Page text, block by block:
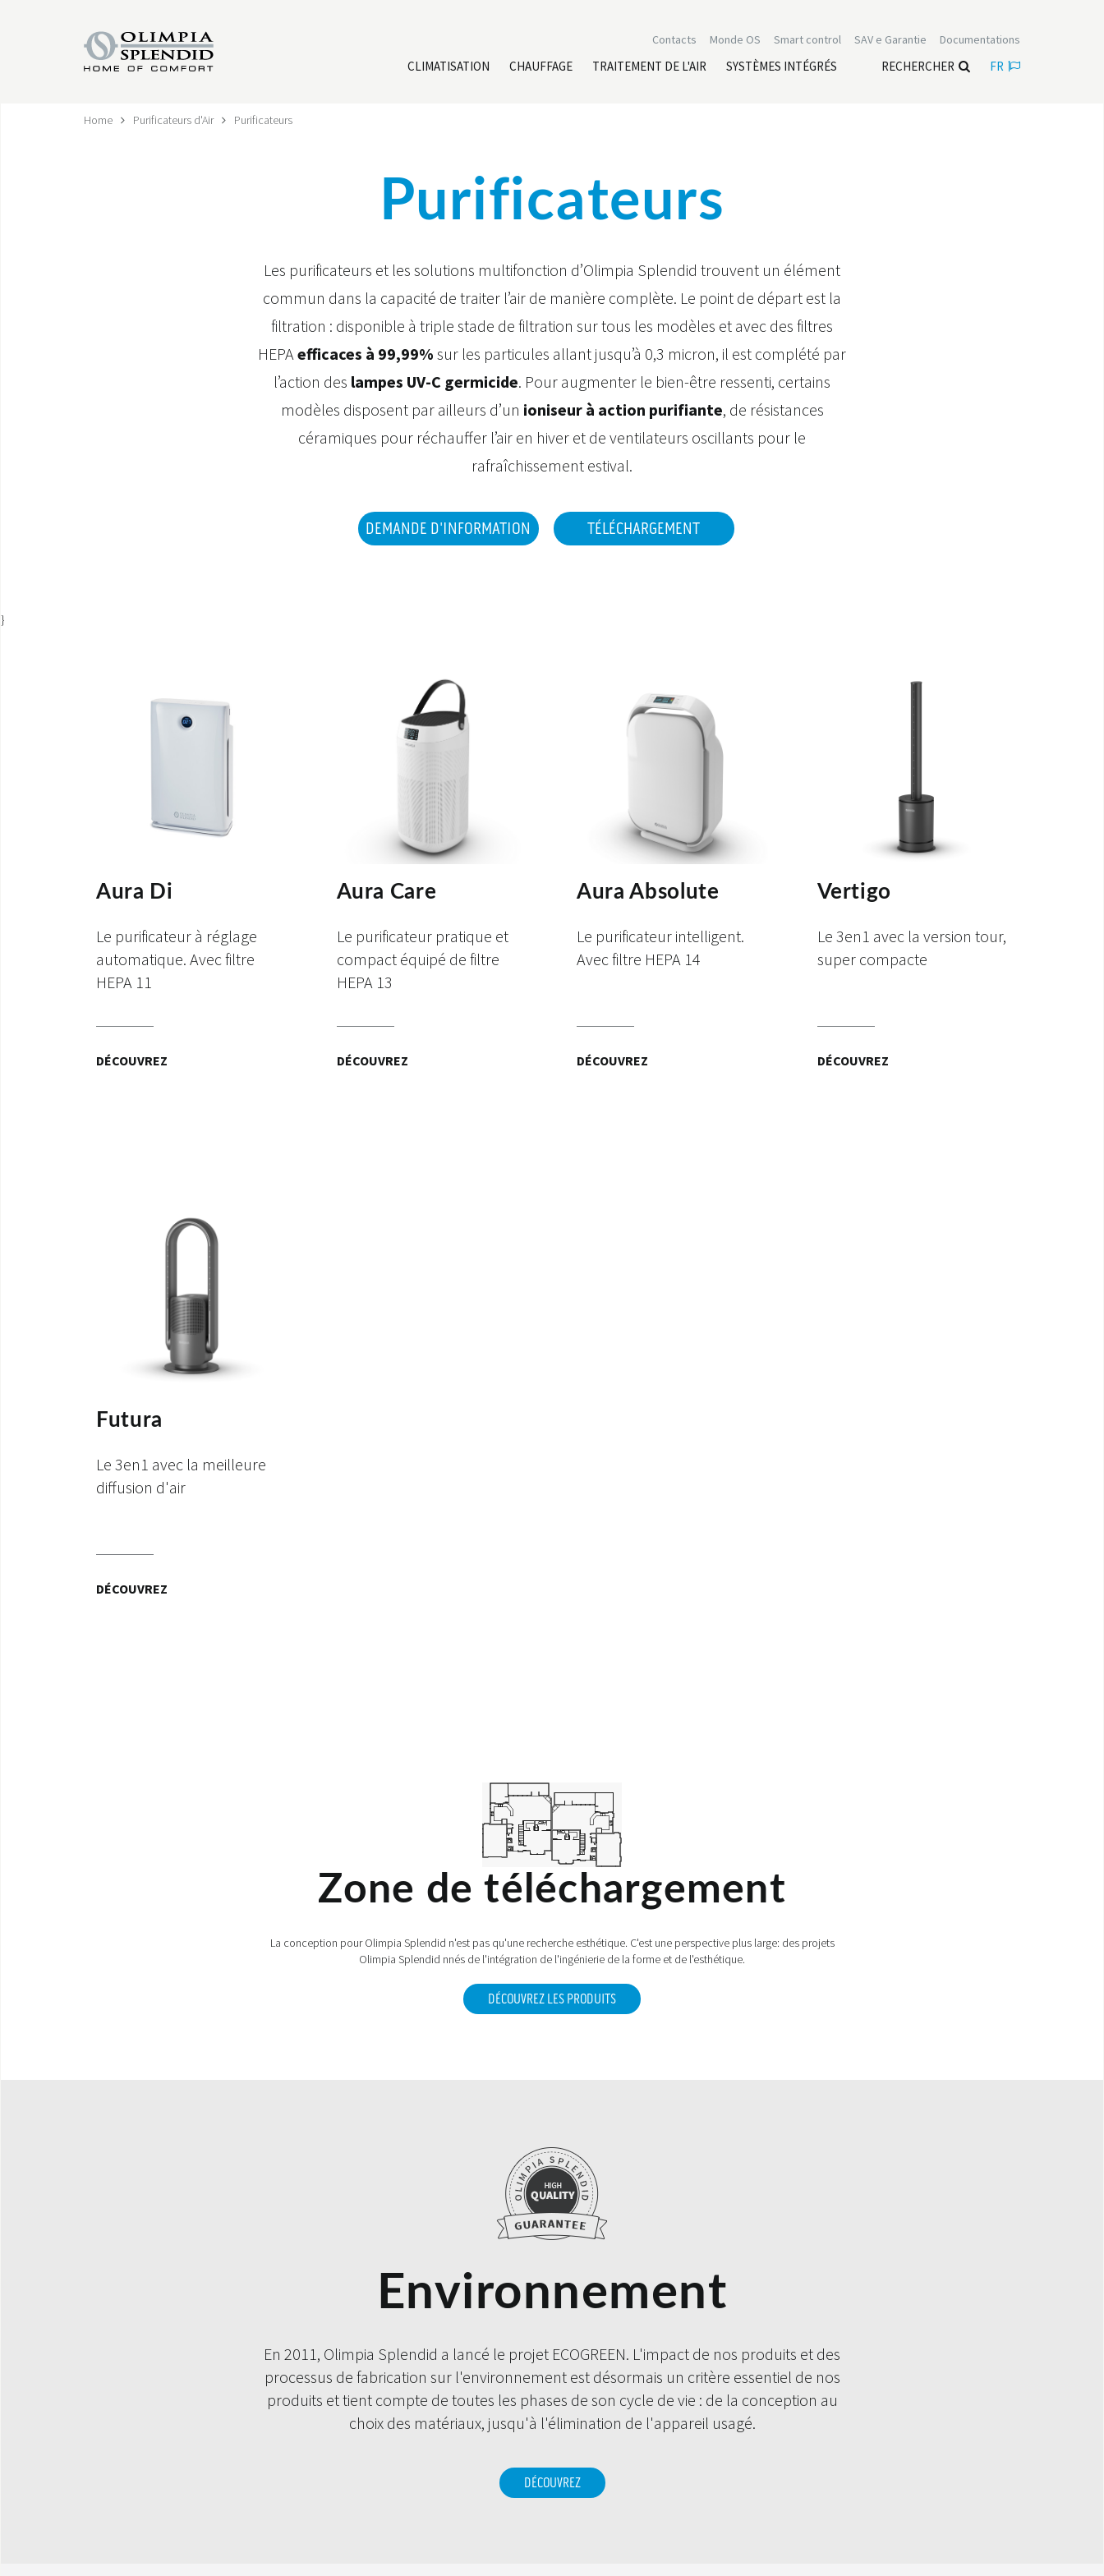
Documentations
SAV e Garantie
Smart control
Monde OS
Contacts
CLIMATISATION CHAUFFAGE TRAITEMENT DE L'AIR SYSTÈMES INTÉGRÉS RECHERCHER FR
Home Purificateurs d'Air Purificateurs
Purificateurs
Les purificateurs et les solutions multifonction d’Olimpia Splendid trouvent un élément
commun dans la capacité de traiter l’air de manière complète. Le point de départ est la
filtration : disponible à triple stade de filtration sur tous les modèles et avec des filtres
HEPAefficaces à 99,99% sur les particules allant jusqu’à 0,3 micron, il est complété par
l’action des lampes UV-C germicide. Pour augmenter le bien-être ressenti, certains
modèles disposent par ailleurs d’un ioniseur à action purifiante, de résistances
céramiques pour réchauffer l’air en hiver et de ventilateurs oscillants pour le
rafraîchissement estival.
DEMANDE D'INFORMATION TÉLÉCHARGEMENT
}
Aura Di
Le purificateur à réglage
automatique. Avec filtre
HEPA 11
DÉCOUVREZ
Aura Care
Le purificateur pratique et
compact équipé de filtre
HEPA 13
DÉCOUVREZ
Aura Absolute
Le purificateur intelligent.
Avec filtre HEPA 14
DÉCOUVREZ
Vertigo
Le 3en1 avec la version tour,
super compacte
DÉCOUVREZ
Futura
Le 3en1 avec la meilleure
diffusion d'air
DÉCOUVREZ
Zone de téléchargement
La conception pour Olimpia Splendid n'est pas qu'une recherche esthétique. C'est une perspective plus large: des projets
Olimpia Splendid nnés de l'intégration de l'ingénierie de la forme et de l'esthétique.
DÉCOUVREZ LES PRODUITS
Environnement
En 2011, Olimpia Splendid a lancé le projet ECOGREEN. L'impact de nos produits et des
processus de fabrication sur l'environnement est désormais un critère essentiel de nos
produits et tient compte de toutes les phases de son cycle de vie : de la conception au
choix des matériaux, jusqu'à l'élimination de l'appareil usagé.
DÉCOUVREZ